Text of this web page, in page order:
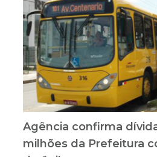
Agência confirma
milhões da Prefeitura